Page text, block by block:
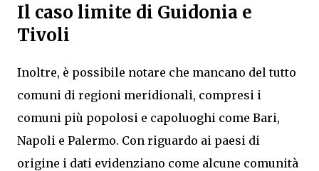
Il caso limite di Guidonia e
Tivoli
Inoltre, è possibile notare che mancano del tutto
comuni di regioni meridionali, compresi i
comuni più popolosi e capoluoghi come Bari,
Napoli e Palermo. Con riguardo ai paesi di
origine i dati evidenziano come alcune comunità